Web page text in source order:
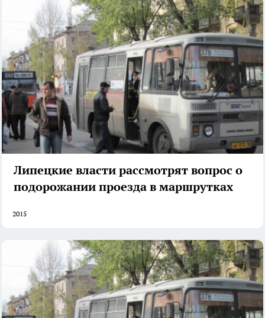
Липецкие власти рассмотрят вопрос о
подорожании проезда в маршрутках
2015